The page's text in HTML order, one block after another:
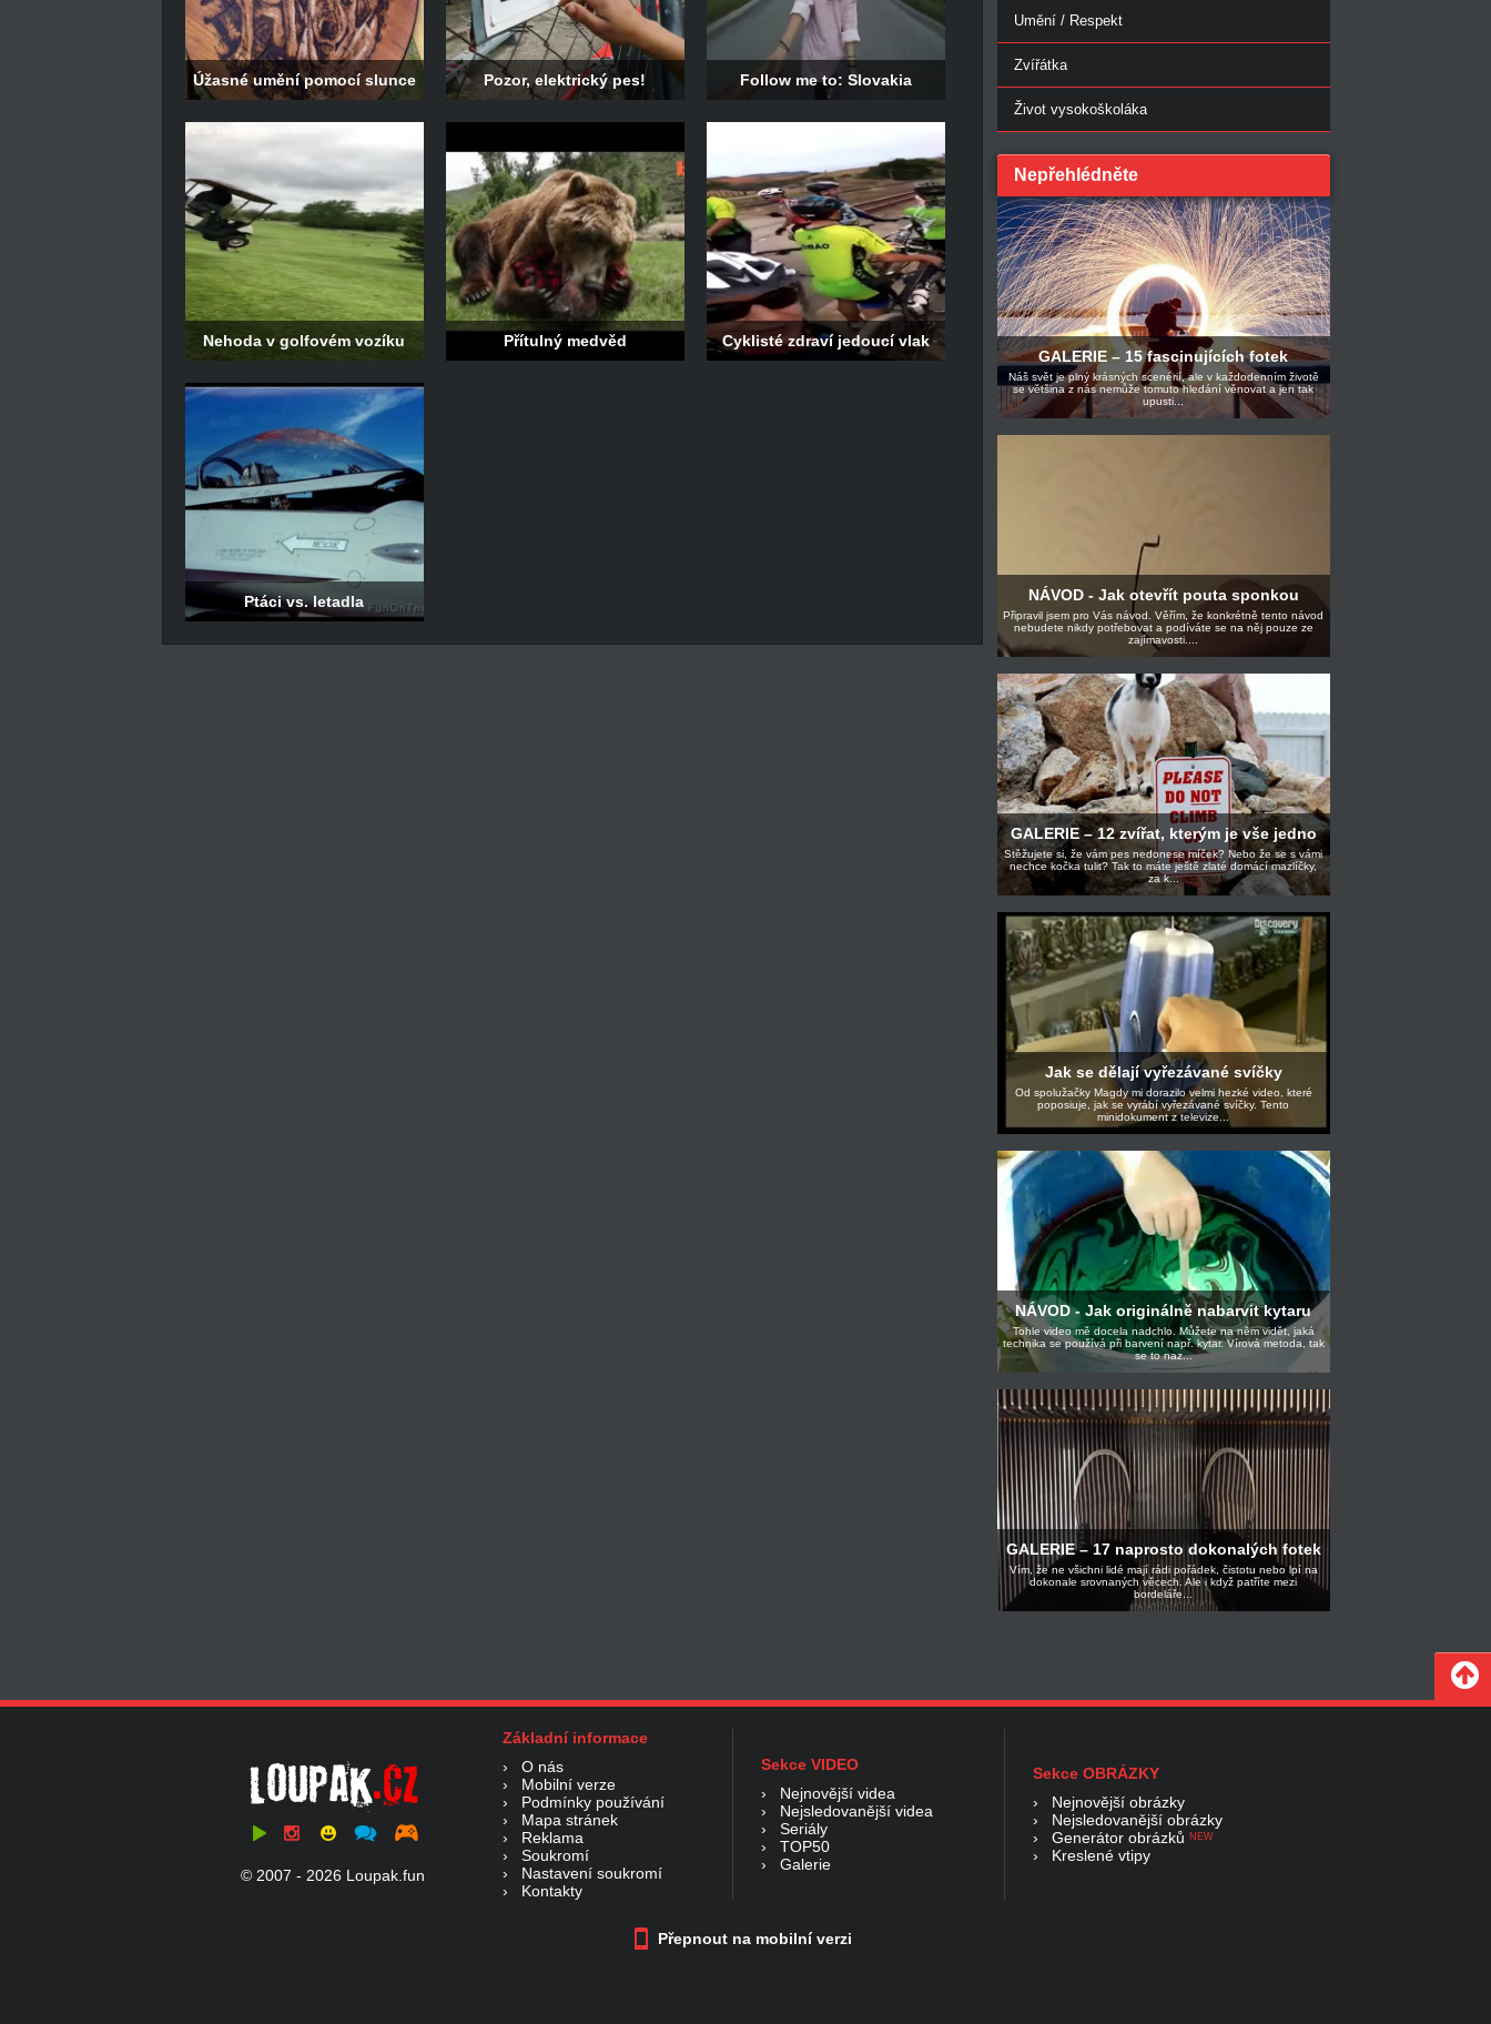
Úžasné umění pomocí slunce Pozor, elektrický pes! Follow me to: Slovakia
Nehoda v golfovém vozíku Přítulný medvěd Cyklisté zdraví jedoucí vlak
Ptáci vs. letadla
Umění / Respekt
Zvířátka
Život vysokoškoláka
Nepřehlédněte
GALERIE – 15 fascinujících fotek
Náš svět je plný krásných scenérií, ale v každodenním životě
se většina z nás nemůže tomuto hledání věnovat a jen tak
upusti...
NÁVOD - Jak otevřít pouta sponkou
Připravil jsem pro Vás návod. Věřím, že konkrétně tento návod
nebudete nikdy potřebovat a podíváte se na něj pouze ze
zajímavosti....
GALERIE – 12 zvířat, kterým je vše jedno
Stěžujete si, že vám pes nedonese míček? Nebo že se s vámi
nechce kočka tulit? Tak to máte ještě zlaté domácí mazlíčky,
za k...
Jak se dělají vyřezávané svíčky
Od spolužačky Magdy mi dorazilo velmi hezké video, které
poposiuje, jak se vyrábí vyřezávané svíčky. Tento
minidokument z televize...
NÁVOD - Jak originálně nabarvit kytaru
Tohle video mě docela nadchlo. Můžete na něm vidět, jaká
technika se používá při barvení např. kytar. Vírová metoda, tak
se to naz...
GALERIE – 17 naprosto dokonalých fotek
Vím, že ne všichni lidé mají rádi pořádek, čistotu nebo lpí na
dokonale srovnaných věcech. Ale i když patříte mezi
bordeláře...
© 2007 - 2026 Loupak.fun
Základní informace
› O nás
› Mobilní verze
› Podmínky používání
› Mapa stránek
› Reklama
› Soukromí
› Nastavení soukromí
› Kontakty
Sekce VIDEO
› Nejnovější videa
› Nejsledovanější videa
› Seriály
› TOP50
› Galerie
Sekce OBRÁZKY
› Nejnovější obrázky
› Nejsledovanější obrázky
› Generátor obrázků NEW
› Kreslené vtipy
Přepnout na mobilní verzi